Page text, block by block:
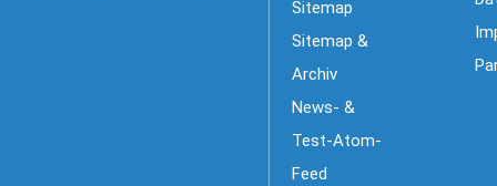
Sitemap
Sitemap &
Archiv
News- &
Test-Atom-
Feed